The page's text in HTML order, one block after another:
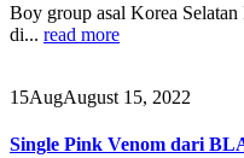
Boy group asal Korea
di... read more
15AugAugust 15, 2022
Single Pink Venom dari